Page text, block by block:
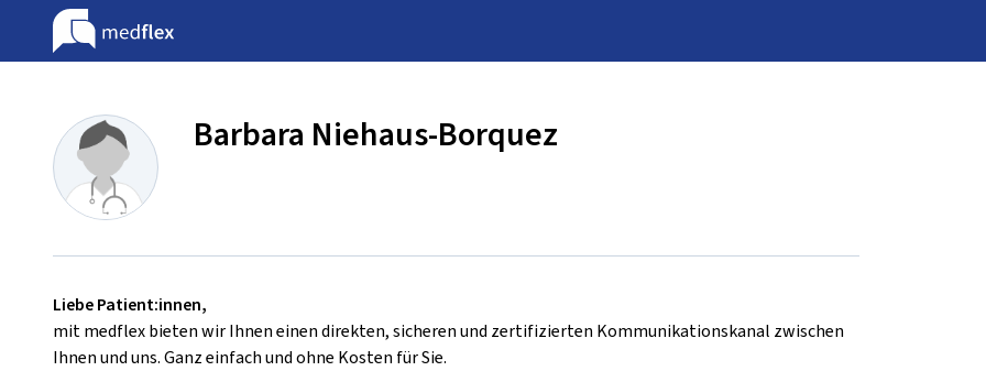
Barbara Niehaus-Borquez
Liebe Patient:innen,
mit medflex bieten wir Ihnen einen direkten, sicheren und zertifizierten Kommunikationskanal zwischen
Ihnen und uns. Ganz einfach und ohne Kosten für Sie.